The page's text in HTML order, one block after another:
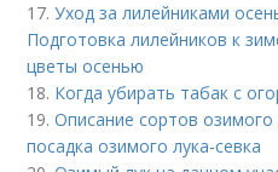
17.Уход за лилейниками
Подготовка лилейников к
цветы осенью
18. Когда убирать табак с
19.Описание сортов озимого
посадка озимого лука-севка